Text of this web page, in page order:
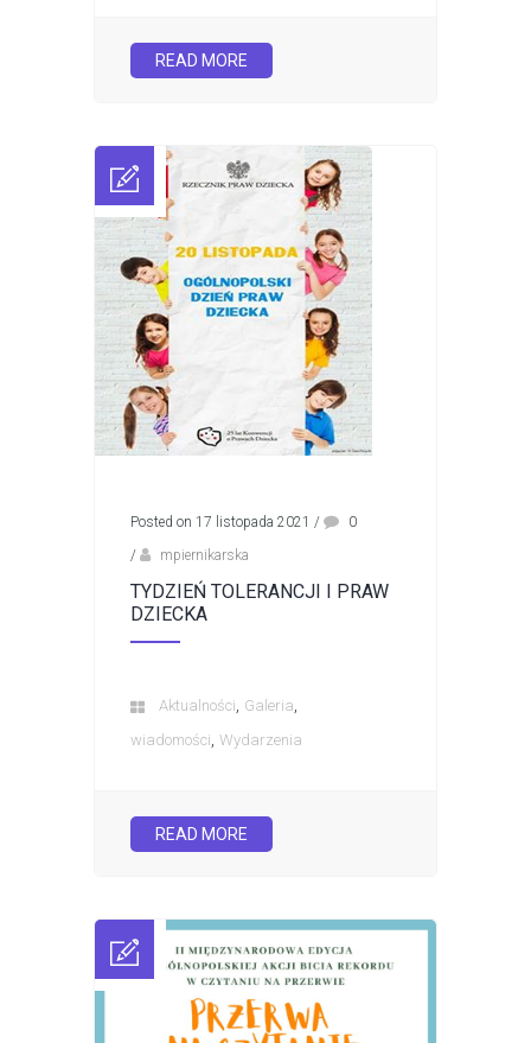
READ MORE
Posted on 17 listopada 2021 /
0
/
mpiernikarska
TYDZIEŃ TOLERANCJI I PRAW
DZIECKA
Aktualności, Galeria,
wiadomości, Wydarzenia
READ MORE